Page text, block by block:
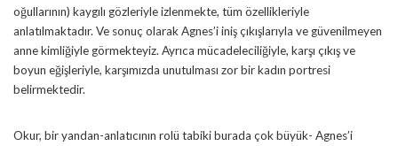
oğullarının) kaygılı gözleriyle izlenmekte, tüm özellikleriyle
anlatılmaktadır. Ve sonuç olarak Agnes’i iniş çıkışlarıyla ve güvenilmeyen
anne kimliğiyle görmekteyiz. Ayrıca mücadeleciliğiyle, karşı çıkış ve
boyun eğişleriyle, karşımızda unutulması zor bir kadın portresi
belirmektedir.
Okur, bir yandan-anlatıcının rolü tabiki burada çok büyük- Agnes’i